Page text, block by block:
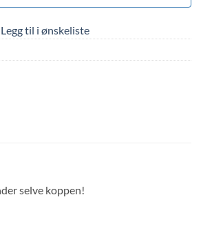
Legg til i ønskeliste
selve koppen!